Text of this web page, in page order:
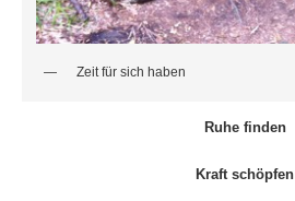
Zeit für sich haben
Ruhe finden
Kraft schöpfen